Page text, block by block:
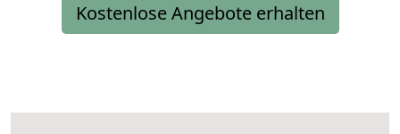
Kostenlose Angebote erhalten